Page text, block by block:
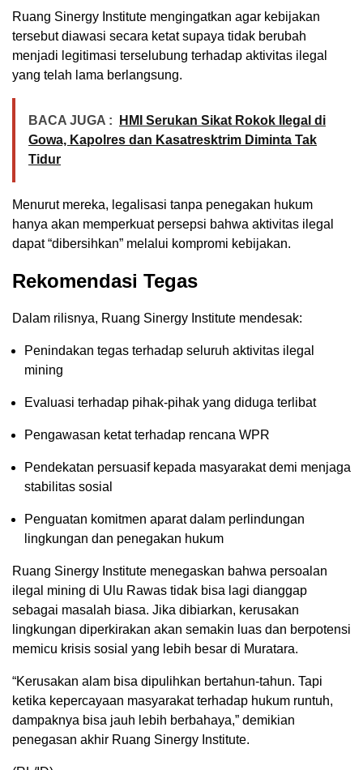
Ruang Sinergy Institute mengingatkan agar kebijakan
tersebut diawasi secara ketat supaya tidak berubah
menjadi legitimasi terselubung terhadap aktivitas ilegal
yang telah lama berlangsung.
BACA JUGA :
HMI Serukan Sikat Rokok Ilegal di
Gowa, Kapolres dan Kasatresktrim Diminta Tak
Tidur
Menurut mereka, legalisasi tanpa penegakan hukum
hanya akan memperkuat persepsi bahwa aktivitas ilegal
dapat “dibersihkan” melalui kompromi kebijakan.
Rekomendasi Tegas
Dalam rilisnya, Ruang Sinergy Institute mendesak:
Penindakan tegas terhadap seluruh aktivitas ilegal
mining
Evaluasi terhadap pihak-pihak yang diduga terlibat
Pengawasan ketat terhadap rencana WPR
Pendekatan persuasif kepada masyarakat demi menjaga
stabilitas sosial
Penguatan komitmen aparat dalam perlindungan
lingkungan dan penegakan hukum
Ruang Sinergy Institute menegaskan bahwa persoalan
ilegal mining di Ulu Rawas tidak bisa lagi dianggap
sebagai masalah biasa. Jika dibiarkan, kerusakan
lingkungan diperkirakan akan semakin luas dan berpotensi
memicu krisis sosial yang lebih besar di Muratara.
“Kerusakan alam bisa dipulihkan bertahun-tahun. Tapi
ketika kepercayaan masyarakat terhadap hukum runtuh,
dampaknya bisa jauh lebih berbahaya,” demikian
penegasan akhir Ruang Sinergy Institute.